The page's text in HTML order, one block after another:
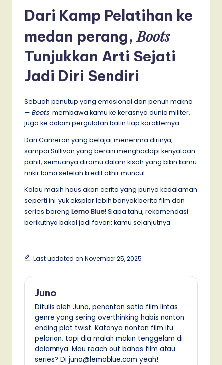
Dari Kamp Pelatihan ke
medan perang,Boots
Tunjukkan Arti Sejati
Jadi Diri Sendiri
Sebuah penutup yang emosional dan penuh makna
— Bootsmembawa kamu ke kerasnya dunia militer,
juga ke dalam pergulatan batin tiap karakternya.
Dari Cameron yang belajar menerima dirinya,
sampai Sullivan yang berani menghadapi kenyataan
pahit, semuanya diramu dalam kisah yang bikin kamu
mikir lama setelah kredit akhir muncul.
Kalau masih haus akan cerita yang punya kedalaman
seperti ini, yuk eksplor lebih banyak berita film dan
series bareng Lemo Blue! Siapa tahu, rekomendasi
berikutnya bakal jadi favorit kamu selanjutnya.
Last updated on November 25, 2025
Juno
Ditulis oleh Juno, penonton setia film lintas
genre yang sering overthinking habis nonton
ending plot twist. Katanya nonton film itu
pelarian, tapi dia malah makin tenggelam di
dalamnya. Mau reach out bahas film atau
series? Di juno@lemoblue.com yeah!